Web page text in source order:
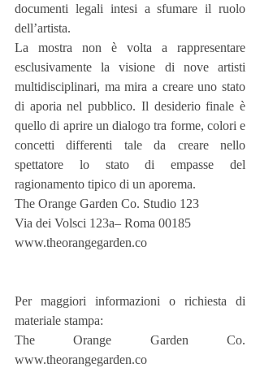
documenti legali intesi a sfumare il ruolo
dell’artista.
La mostra non è volta a rappresentare
esclusivamente la visione di nove artisti
multidisciplinari, ma mira a creare uno stato
di aporia nel pubblico. Il desiderio finale è
quello di aprire un dialogo tra forme, colori e
concetti differenti tale da creare nello
spettatore lo stato di empasse del
ragionamento tipico di un aporema.
The Orange Garden Co. Studio 123
Via dei Volsci 123a– Roma 00185
www.theorangegarden.co
Per maggiori informazioni o richiesta di
materiale stampa:
The Orange Garden Co.
www.theorangegarden.co